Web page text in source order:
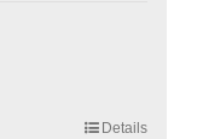
Details